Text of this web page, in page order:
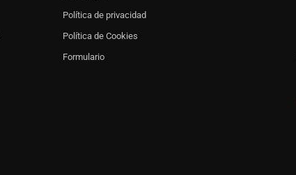
Política de privacidad
Política de Cookies
Formulario